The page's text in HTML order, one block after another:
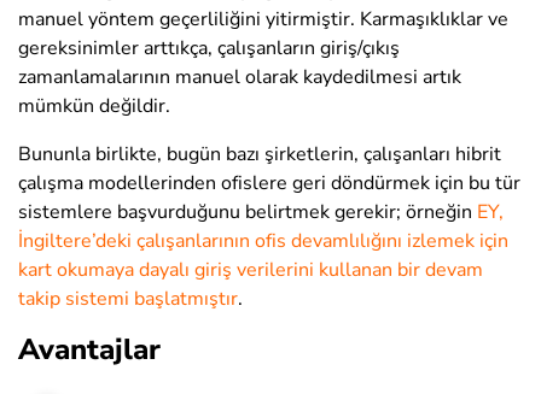
manuel yöntem geçerliliğini yitirmiştir. Karmaşıklıklar ve
gereksinimler arttıkça, çalışanların giriş/çıkış
zamanlamalarının manuel olarak kaydedilmesi artık
mümkün değildir.
Bununla birlikte, bugün bazı şirketlerin, çalışanları hibrit
çalışma modellerinden ofislere geri döndürmek için bu tür
sistemlere başvurduğunu belirtmek gerekir; örneğin EY,
İngiltere’deki çalışanlarının ofis devamlılığını izlemek için
kart okumaya dayalı giriş verilerini kullanan bir devam
takip sistemi başlatmıştır.
Avantajlar